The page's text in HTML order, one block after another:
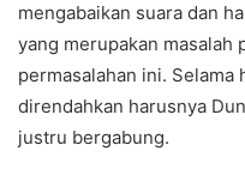
mengabaikan suara dan
yang merupakan masalah
permasalahan ini. Selama
direndahkan harusnya
justru bergabung.